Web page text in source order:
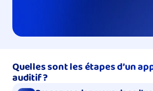
Quelles sont les étapes d’un
auditif ?